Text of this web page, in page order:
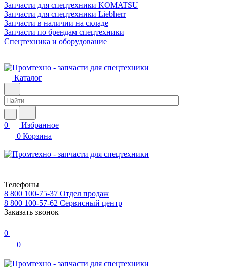
Запчасти для спецтехники KOMATSU
Запчасти для спецтехники Liebherr
Запчасти в наличии на складе
Запчасти по брендам спецтехники
Спецтехника и оборудование
Каталог
0
Избранное
0 Корзина
Телефоны
8 800 100-75-37 Отдел продаж
8 800 100-57-62 Сервисный центр
Заказать звонок
0
0